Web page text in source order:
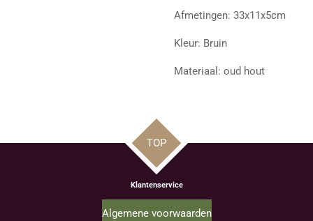
Afmetingen: 33x11x5cm
Kleur: Bruin
Materiaal: oud hout
TOP
Klantenservice
Algemene voorwaarden